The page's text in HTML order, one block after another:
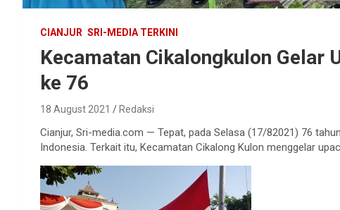
CIANJUR SRI-MEDIA TERKINI
Kecamatan Cikalongkulon Gelar
ke 76
18 August 2021 Redaksi
Cianjur, Sri-media.com — Tepat, pada Selasa (17/82021) 76
Indonesia. Terkait itu, Kecamatan Cikalong Kulon menggelar